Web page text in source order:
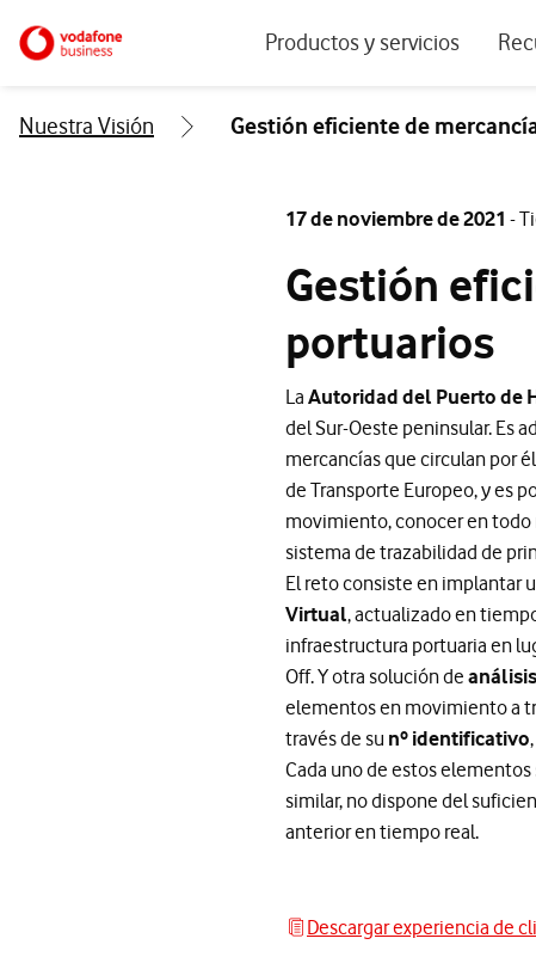
Ir a la pagina principal de vodafone.esProductos y servicios
IA para empresas
Workplace
Soluciones de negocio
Servicios Cloud
Nuestra Visión Gestión eficiente de
17 de noviembre de 2021 -
Gestión
portuarios
La Autoridad del Puerto de
del Sur-Oeste peninsular. Es
mercancías que circulan por
de Transporte Europeo, y es
movimiento, conocer en todo
sistema de trazabilidad de
El reto consiste en implantar
Virtual, actualizado en
infraestructura portuaria en
Off. Y otra solución de
elementos en movimiento a
través de su nº identificativo
Cada uno de estos
similar, no dispone del
anterior en tiempo real.
Descargar experiencia de
Descargar experiencia de